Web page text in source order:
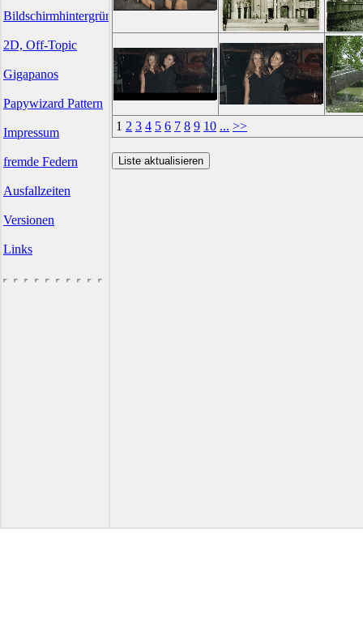
Bildschirmhintergründe
2D, Off-Topic
Gigapanos
Papywizard Pattern
Impressum
fremde Federn
Ausfallzeiten
Versionen
Links
1 2 3 4 5 6 7 8 9 10 ... >>